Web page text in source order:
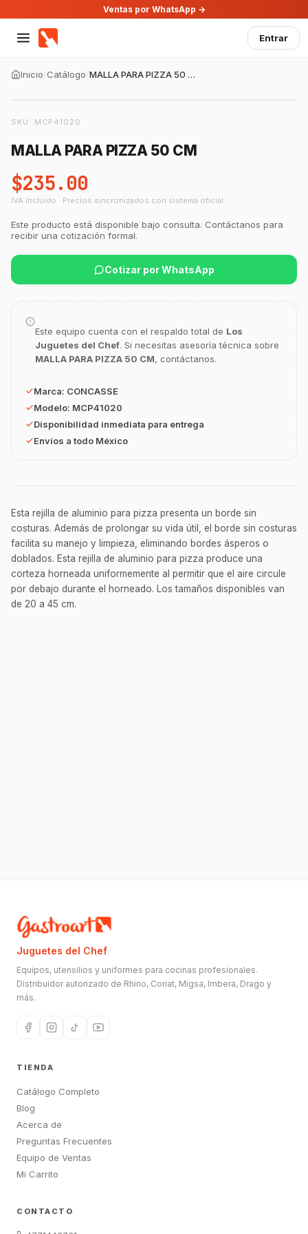
Ventas por WhatsApp →
Entrar
Inicio/Catálogo/ MALLA PARA PIZZA 50 CM
SKU: MCP41020
MALLA PARA PIZZA 50 CM
$235.00
IVA incluido · Precios sincronizados con sistema oficial
Este producto está disponible bajo consulta. Contáctanos para
recibir una cotización formal.
Cotizar por WhatsApp
Este equipo cuenta con el respaldo total de Los
Juguetes del Chef. Si necesitas asesoría técnica sobre
MALLA PARA PIZZA 50 CM, contáctanos.
Marca: CONCASSE
Modelo: MCP41020
Disponibilidad inmediata para entrega
Envíos a todo México
Esta rejilla de aluminio para pizza presenta un borde sin
costuras. Además de prolongar su vida útil, el borde sin costuras
facilita su manejo y limpieza, eliminando bordes ásperos o
doblados. Esta rejilla de aluminio para pizza produce una
corteza horneada uniformemente al permitir que el aire circule
por debajo durante el horneado. Los tamaños disponibles van
de 20 a 45 cm.
Asesor Chef Online
¿En qué te puedo apoyar hoy con tu
equipamiento o utensilios?
Ver uniformes y filipinas
Métodos de envío y entrega
Juguetes del Chef
Equipos, utensilios y uniformes para cocinas profesionales.
Distribuidor autorizado de Rhino, Coriat, Migsa, Imbera, Drago y
más.
TIENDA
Catálogo Completo
Blog
Acerca de
Preguntas Frecuentes
Equipo de Ventas
Mi Carrito
CONTACTO